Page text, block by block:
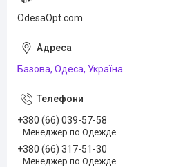
OdesaOpt.com
Базова, Одеса, Україна
+380 (66) 039-57-58
Менеджер по Одежде
+380 (66) 317-51-30
Менеджер по Одежде